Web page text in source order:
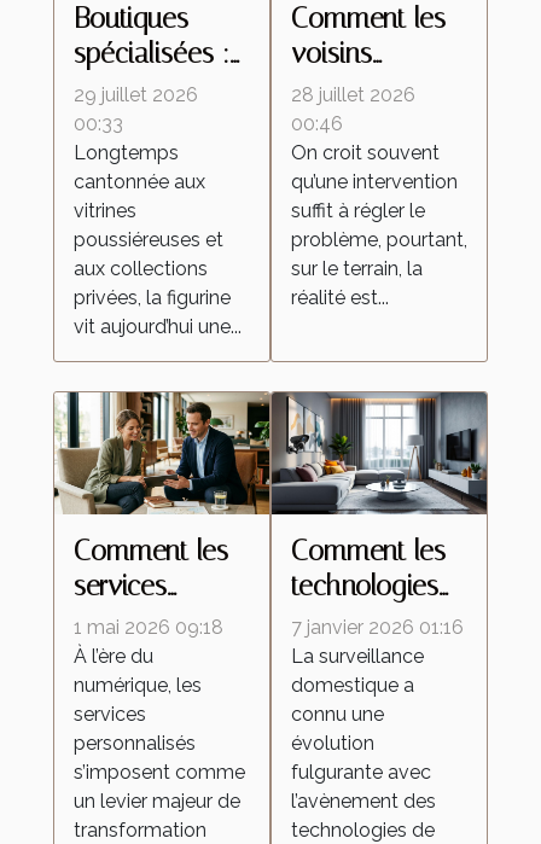
Boutiques
spécialisées :
ces lieux
d’échanges
qui
transforment la
culture de la
figurine
29 juillet 2026
00:33
Longtemps
cantonnée aux
vitrines
poussiéreuses et
aux collections
privées, la figurine
vit aujourd’hui une...
Comment les
voisins
influencent le
retour des
insectes
malgré une
intervention
locale
28 juillet 2026
00:46
On croit souvent
qu’une intervention
suffit à régler le
problème, pourtant,
sur le terrain, la
réalité est...
Comment les
services
personnalisés
redéfinissent
les attentes
dans l'industrie
1 mai 2026 09:18
À l’ère du
numérique, les
services
personnalisés
s’imposent comme
un levier majeur de
transformation
Comment les
technologies
de caméras
espion
transforment la
surveillance
domestique ?
7 janvier 2026 01:16
La surveillance
domestique a
connu une
évolution
fulgurante avec
l’avènement des
technologies de